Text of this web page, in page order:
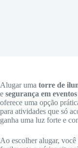
Alugar uma torre de
e segurança em
oferece uma opção
para atividades que só
ganha uma luz forte e
Ao escolher alugar,